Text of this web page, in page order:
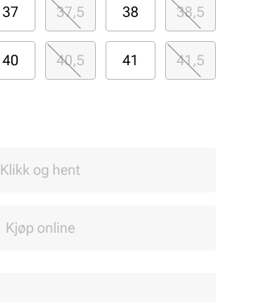
37 37,5 38 38,5
40 40,5 41 41,5
Klikk og hent
Kjøp online